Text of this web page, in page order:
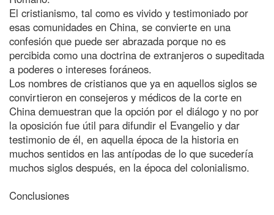
El cristianismo, tal como es vivido y testimoniado por
esas comunidades en China, se convierte en una
confesión que puede ser abrazada porque no es
percibida como una doctrina de extranjeros o supeditada
a poderes o intereses foráneos.
Los nombres de cristianos que ya en aquellos siglos se
convirtieron en consejeros y médicos de la corte en
China demuestran que la opción por el diálogo y no por
la oposición fue útil para difundir el Evangelio y dar
testimonio de él, en aquella época de la historia en
muchos sentidos en las antípodas de lo que sucedería
muchos siglos después, en la época del colonialismo.
Conclusiones